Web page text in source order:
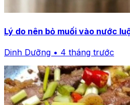
Lý do nên bỏ muối vào nước
Dinh Dưỡng • 4 tháng trước